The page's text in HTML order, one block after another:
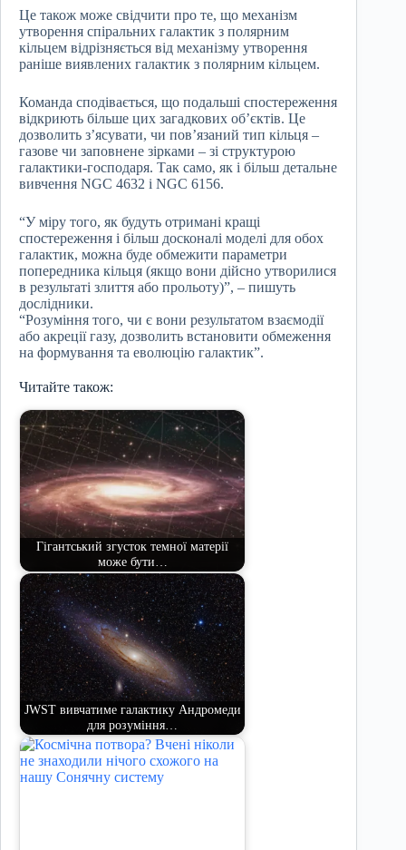
Це також може свідчити про те, що механізм
утворення спіральних галактик з полярним
кільцем відрізняється від механізму утворення
раніше виявлених галактик з полярним кільцем.
Команда сподівається, що подальші спостереження
відкриють більше цих загадкових об’єктів. Це
дозволить з’ясувати, чи пов’язаний тип кільця –
газове чи заповнене зірками – зі структурою
галактики-господаря. Так само, як і більш детальне
вивчення NGC 4632 і NGC 6156.
“У міру того, як будуть отримані кращі
спостереження і більш досконалі моделі для обох
галактик, можна буде обмежити параметри
попередника кільця (якщо вони дійсно утворилися
в результаті злиття або прольоту)”, – пишуть
дослідники.
“Розуміння того, чи є вони результатом взаємодії
або акреції газу, дозволить встановити обмеження
на формування та еволюцію галактик”.
Читайте також:
Гігантський згусток темної матерії
може бути…
JWST вивчатиме галактику Андромеди
для розуміння…